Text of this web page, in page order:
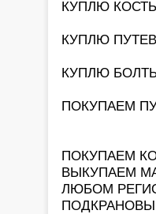
КУПЛЮ
КУПЛЮ
КУПЛЮ
ПОКУПАЕМ
ПОКУПАЕМ
ВЫКУПАЕМ
ЛЮБОМ